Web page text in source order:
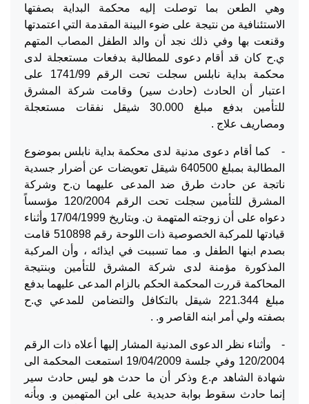
وهي الطعن بما توصلت إليه محكمة البداية بصفتها
الاستئنافية من نتيجة على ضوء البينة المقدمة التي اعتمدتها
وقنعت بها وفي ذلك نجد أن والد الطفل المصاب المتهم
ي.ح كان قد أقام دعوى للمطالبة بدفعات مستعجلة لدى
محكمة بداية نابلس سجلت تحت الرقم 1741/99 على
اعتبار أن الحادث (حادث سير) وقامت شركة المشرق
للتأمين بدفع مبلغ 30.000 شيقل نفقات مستعجلة
ومصاريف علاج .
- كما أقام دعوى مدنية لدى محكمة بداية نابلس بموضوع
المطالبة بمبلغ 640500 شيقل تعويضات عن أضرار جسدية
ناتجة عن حادث طرق ضد المدعى عليهما ن.ح وشركة
المشرق للتأمين سجلت تحت الرقم 120/2004 مؤسساً
دعواه على أن زوجته المتهمة ن. وبتاريخ 17/04/1999 وأثناء
قيادتها للمركبة الخصوصية ذات اللوحة رقم 510898 قامت
بصدم ابنها الطفل و. مما تسببت في ايذائه ، وأن المركبة
المذكورة مؤمنة لدى شركة المشرق للتأمين وبنتيجة
المحاكمة قررت المحكمة الحكم بالزام المدعى عليهما بدفع
مبلغ 221.344 شيقل بالتكافل والتضامن للمدعي ي.ح
بصفته ولي أمر ابنه القاصر و. .
- وأثناء نظر الدعوى المدنية المشار إليها أعلاه ذات الرقم
120/2004 وفي جلسة 19/04/2009 استمعت المحكمة الى
شهادة الشاهد م.ع وذكر أن ما حدث هو ليس حادث سير
إنما حادث سقوط بوابة حديدية على ابن
المتهمين و. وبأنه